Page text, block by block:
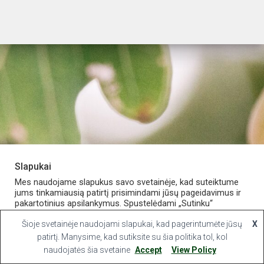
PARDUOTUVĖ APIE VAISTINĘ MANO PASKYRA
KONTAKTAI
Hestia | Developed byThemeIsle
Slapukai
Mes naudojame slapukus savo svetainėje, kad suteiktume
jums tinkamiausią patirtį prisimindami jūsų pageidavimus ir
pakartotinius apsilankymus. Spustelėdami „Sutinku“
sutinkate naudoti VISUS slapukus.
Slapukų nustatymai Sutinku
Šioje svetainėje naudojami slapukai, kad pagerintumėte jūsų
patirtį. Manysime, kad sutiksite su šia politika tol, kol
naudojatės šia svetaine
X
Accept View Policy